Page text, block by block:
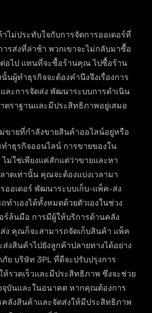
ไม่ประทับใจกับการจัดการออเดอร์ที่
ารส่งที่ล่าช้า พวกเขาจะไม่กลับมาซื้อ
อไป แทนที่จะซื้อร้านคุณ ไปซื้อร้าน
นผู้ทำธุรกิจจะต้องคำนึงจึงเรื่องการ
ละการจัดส่ง พัฒนาระบบการดำเนิน
ตราฐานและมีประสิทธิภาพอยู่เสมอ
ขายที่กำลังขายสินค้าออไลน์อยู่หรือ
ทำธุรกิจออนไลน์ การขายของใน
ม่ใช่เพียงแค่สักแต่ว่าขายและหา
าดเท่านั้น คุณจะต้องแบ่งเวลามา
ออเดอร์ พัฒนาระบบเก็บ-แพ็ค-ส่ง
ำเองได้ทั้งหมดด้วยตัวเองในช่วง
ร์ล้นมือ การมีผู้ให้บริการด้านคลัง
ง คุณก็จะสามารถจัดเก็บสินค้า แพ็ค
งสินค้าไปยังลูกค้าปลายทางได้อย่าง
ภัย บริษัท 3PL ที่ดีจะปรับปรุงการ
ห้รวดเร็วและมีประสิทธิภาพ ซึ่งจะช่วย
บันและในอนาคต หากคุณต้องการ
ลังสินค้าและจัดส่งให้มีประสิทธิภาพ